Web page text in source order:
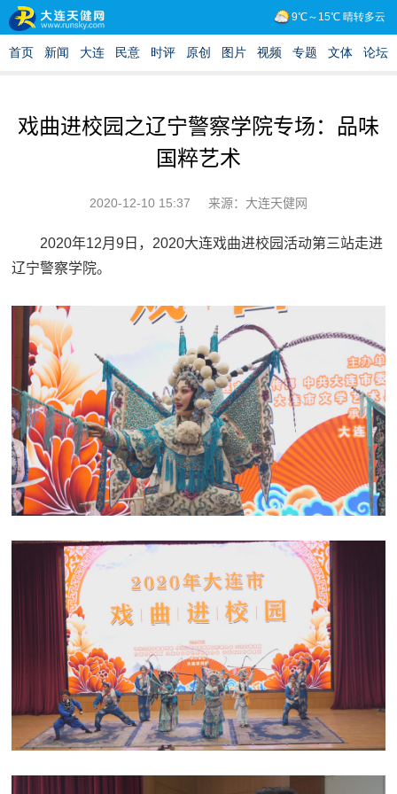
戏曲进校园之辽宁警察学院专场：品味
国粹艺术
2020-12-10 15:37 来源：大连天健网
2020年12月9日，2020大连戏曲进校园活动第三站走进
辽宁警察学院。